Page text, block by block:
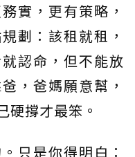
實，更有策略，
劃：該租就租，
認命，但不能放
，爸媽願意幫，
硬撐才最笨。
只是你得明白：